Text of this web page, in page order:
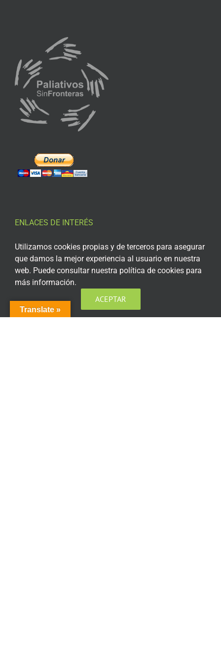
ENLACES DE INTERÉS
Aviso Legal
Política de privacidad
Política de privacidad Redes Sociales
Política de cookies
Translate »
Utilizamos cookies propias y de terceros para asegurar
que damos la mejor experiencia al usuario en nuestra
web. Puede consultar nuestra política de cookies para
más información.
ACEPTAR